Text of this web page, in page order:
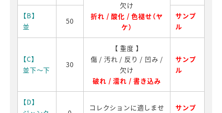
欠け
折れ / 酸化 / 色褪せ（ヤ
ケ）
【B】
並
50
サンプ
ル
【C】
並下～下
30
【 重度 】
傷 / 汚れ / 反り / 凹み /
欠け
破れ / 濡れ / 書き込み
サンプ
ル
【D】
コレクションに適しませ
サンプ